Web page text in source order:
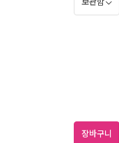
보관함
장바구니